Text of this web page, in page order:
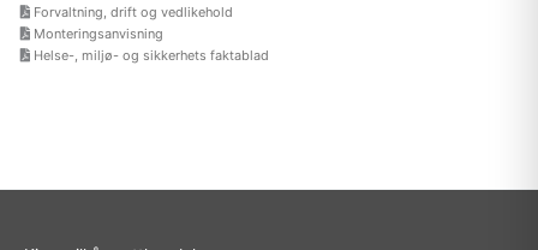
Forvaltning, drift og vedlikehold
Monteringsanvisning
Helse-, miljø- og sikkerhets faktablad